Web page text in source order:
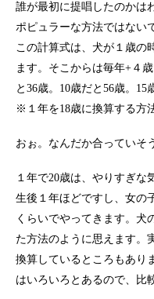
誰が最初に提唱したのかは
ポピュラーな方法ではない
この計算式は、犬が１歳の
ます。そこからは毎年+４
と36歳。10歳だと56歳。15
※１年を18歳に換算する方
おぉ。なんだか合っていそ
１年で20歳は、やりすぎな
生後１年ほどですし、女の
くらいでやってきます。犬
た方法のように思えます。
換算しているところもあり
はいろいろとあるので、比